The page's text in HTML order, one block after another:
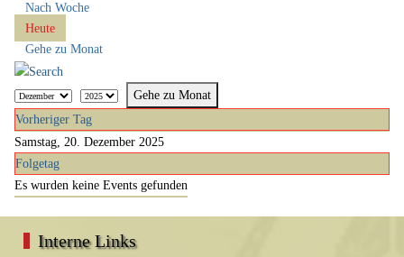
Nach Woche
Heute
Gehe zu Monat
Gehe zu Monat
Vorheriger Tag
Samstag, 20. Dezember 2025
Folgetag
Es wurden keine Events gefunden
Interne Links